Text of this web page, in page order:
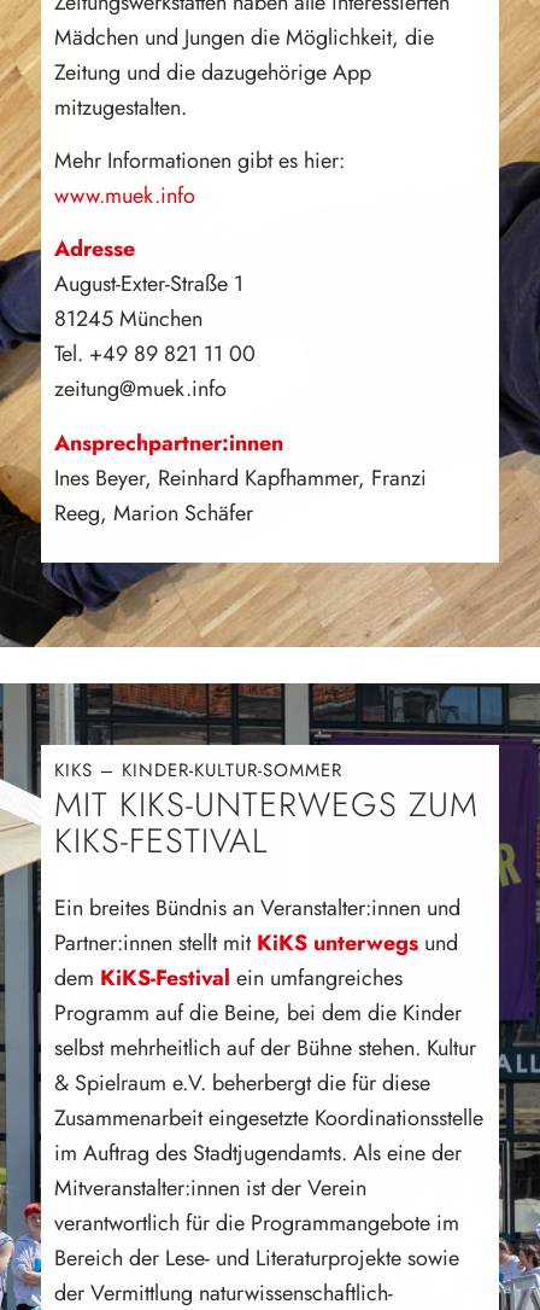
Mädchen und Jungen die Möglichkeit, die
Zeitung und die dazugehörige App
mitzugestalten.
Mehr Informationen gibt es hier:
www.muek.info
Adresse
August-Exter-Straße 1
81245 München
Tel. +49 89 821 11 00
zeitung@muek.info
Ansprechpartner:innen
Ines Beyer, Reinhard Kapfhammer, Franzi
Reeg, Marion Schäfer
KIKS – KINDER-KULTUR-SOMMER
MIT KIKS-UNTERWEGS ZUM
KIKS-FESTIVAL
Ein breites Bündnis an Veranstalter:innen und
Partner:innen stellt mitKiKS unterwegs und
dem KiKS-Festival ein umfangreiches
Programm auf die Beine, bei dem die Kinder
selbst mehrheitlich auf der Bühne stehen. Kultur
& Spielraum e.V. beherbergt die für diese
Zusammenarbeit eingesetzte Koordinationsstelle
im Auftrag des Stadtjugendamts. Als eine der
Mitveranstalter:innen ist der Verein
verantwortlich für die Programmangebote im
Bereich der Lese- und Literaturprojekte sowie
der Vermittlung naturwissenschaftlich-